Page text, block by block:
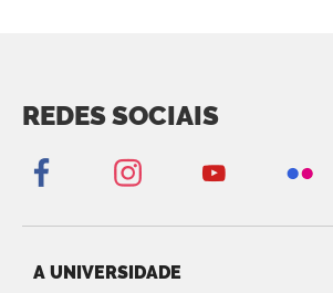
REDES SOCIAIS
A UNIVERSIDADE